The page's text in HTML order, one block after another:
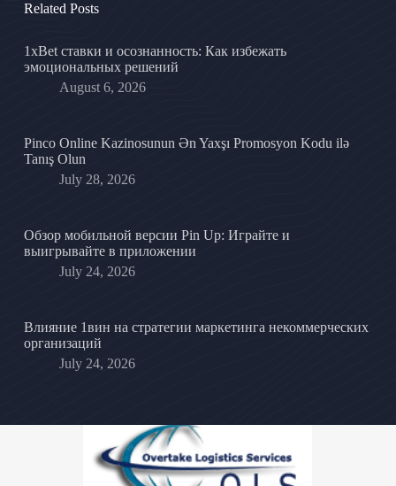
Related Posts
1xBet ставки и осознанность: Как избежать
эмоциональных решений
August 6, 2026
Pinco Online Kazinosunun Ən Yaxşı Promosyon Kodu ilə
Tanış Olun
July 28, 2026
Обзор мобильной версии Pin Up: Играйте и
выигрывайте в приложении
July 24, 2026
Влияние 1вин на стратегии маркетинга некоммерческих
организаций
July 24, 2026